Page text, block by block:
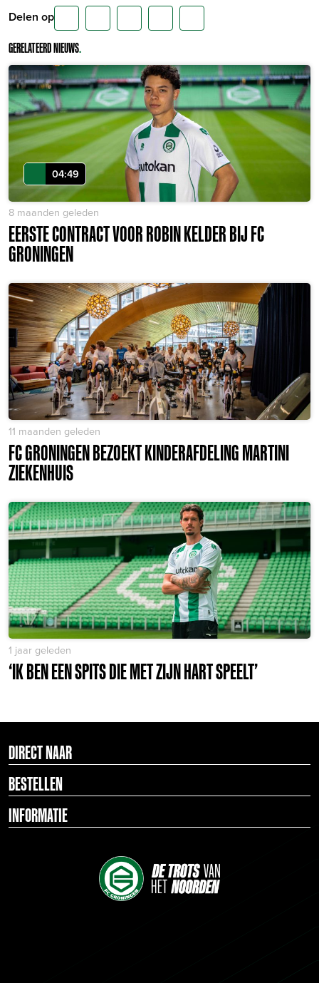
Delen op
GERELATEERD NIEUWS.
04:49
8 maanden geleden
EERSTE CONTRACT VOOR ROBIN KELDER BIJ FC
GRONINGEN
11 maanden geleden
FC GRONINGEN BEZOEKT KINDERAFDELING MARTINI
ZIEKENHUIS
1 jaar geleden
‘IK BEN EEN SPITS DIE MET ZIJN HART SPEELT’
DIRECT NAAR
BESTELLEN
INFORMATIE